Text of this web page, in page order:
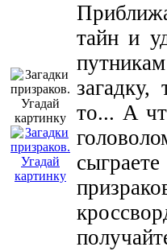
тайн и
то... А